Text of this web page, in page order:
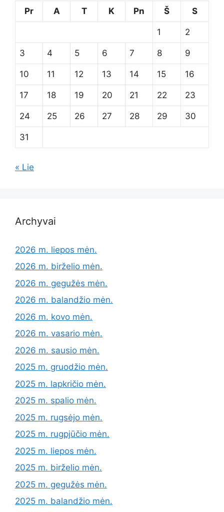
Pr
A T K Pn Š S
1 2
3 4 5 6 7 8 9
10 11 12 13 14 15 16
17 18 19 20 21 22 23
24 25 26 27 28 29 30
31
« Lie
Archyvai
2026 m. liepos mėn.
2026 m. birželio mėn.
2026 m. gegužės mėn.
2026 m. balandžio mėn.
2026 m. kovo mėn.
2026 m. vasario mėn.
2026 m. sausio mėn.
2025 m. gruodžio mėn.
2025 m. lapkričio mėn.
2025 m. spalio mėn.
2025 m. rugsėjo mėn.
2025 m. rugpjūčio mėn.
2025 m. liepos mėn.
2025 m. birželio mėn.
2025 m. gegužės mėn.
2025 m. balandžio mėn.